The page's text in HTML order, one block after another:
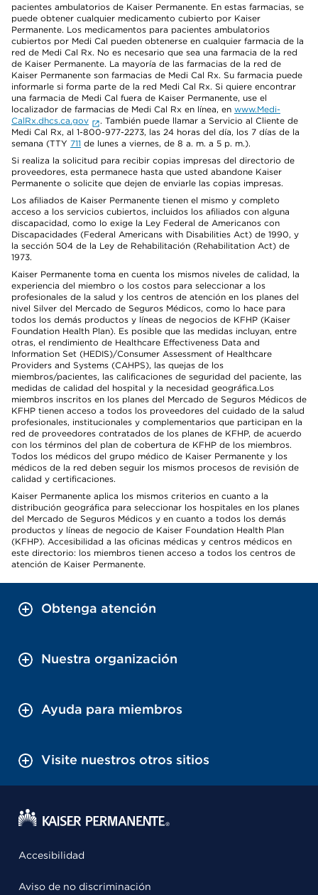
pacientes ambulatorios de Kaiser Permanente. En estas farmacias, se
puede obtener cualquier medicamento cubierto por Kaiser
Permanente. Los medicamentos para pacientes ambulatorios
cubiertos por Medi Cal pueden obtenerse en cualquier farmacia de la
red de Medi Cal Rx. No es necesario que sea una farmacia de la red
de Kaiser Permanente. La mayoría de las farmacias de la red de
Kaiser Permanente son farmacias de Medi Cal Rx. Su farmacia puede
informarle si forma parte de la red Medi Cal Rx. Si quiere encontrar
una farmacia de Medi Cal fuera de Kaiser Permanente, use el
localizador de farmacias de Medi Cal Rx en línea, en www.Medi-
CalRx.dhcs.ca.gov
. También puede llamar a Servicio al Cliente de
Medi Cal Rx, al 1-800-977-2273, las 24 horas del día, los 7 días de la
semana (TTY 711 de lunes a viernes, de 8 a. m. a 5 p. m.).
Si realiza la solicitud para recibir copias impresas del directorio de
proveedores, esta permanece hasta que usted abandone Kaiser
Permanente o solicite que dejen de enviarle las copias impresas.
Los afiliados de Kaiser Permanente tienen el mismo y completo
acceso a los servicios cubiertos, incluidos los afiliados con alguna
discapacidad, como lo exige la Ley Federal de Americanos con
Discapacidades (Federal Americans with Disabilities Act) de 1990, y
la sección 504 de la Ley de Rehabilitación (Rehabilitation Act) de
1973.
Kaiser Permanente toma en cuenta los mismos niveles de calidad, la
experiencia del miembro o los costos para seleccionar a los
profesionales de la salud y los centros de atención en los planes del
nivel Silver del Mercado de Seguros Médicos, como lo hace para
todos los demás productos y líneas de negocios de KFHP (Kaiser
Foundation Health Plan). Es posible que las medidas incluyan, entre
otras, el rendimiento de Healthcare Effectiveness Data and
Information Set (HEDIS)/Consumer Assessment of Healthcare
Providers and Systems (CAHPS), las quejas de los
miembros/pacientes, las calificaciones de seguridad del paciente, las
medidas de calidad del hospital y la necesidad geográfica.Los
miembros inscritos en los planes del Mercado de Seguros Médicos de
KFHP tienen acceso a todos los proveedores del cuidado de la salud
profesionales, institucionales y complementarios que participan en la
red de proveedores contratados de los planes de KFHP, de acuerdo
con los términos del plan de cobertura de KFHP de los miembros.
Todos los médicos del grupo médico de Kaiser Permanente y los
médicos de la red deben seguir los mismos procesos de revisión de
calidad y certificaciones.
Kaiser Permanente aplica los mismos criterios en cuanto a la
distribución geográfica para seleccionar los hospitales en los planes
del Mercado de Seguros Médicos y en cuanto a todos los demás
productos y líneas de negocio de Kaiser Foundation Health Plan
(KFHP). Accesibilidad a las oficinas médicas y centros médicos en
este directorio: los miembros tienen acceso a todos los centros de
atención de Kaiser Permanente.
Obtenga atención
Nuestra organización
Ayuda para miembros
Visite nuestros otros sitios
Accesibilidad
Aviso de no discriminación